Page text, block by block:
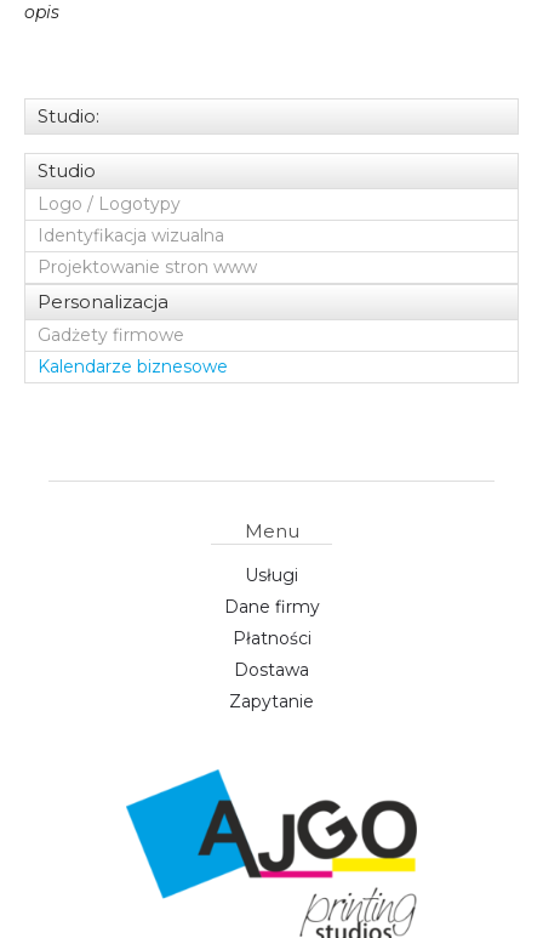
opis
Studio:
Studio
Logo / Logotypy
Identyfikacja wizualna
Projektowanie stron www
Personalizacja
Gadżety firmowe
Kalendarze biznesowe
Menu
Usługi
Dane firmy
Płatności
Dostawa
Zapytanie